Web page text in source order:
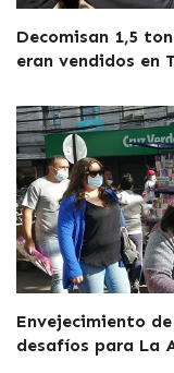
Decomisan 1,5
eran vendidos en
Envejecimiento
desafíos para La